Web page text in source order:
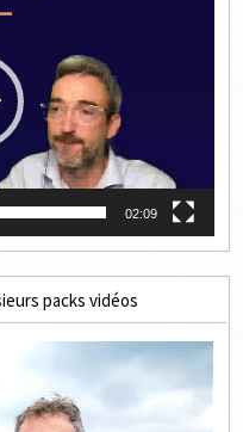
02:09
packs vidéos